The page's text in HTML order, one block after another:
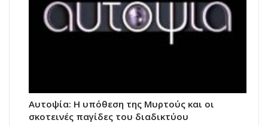
Αυτοψία: Η υπόθεση της Μυρτούς και οι
σκοτεινές παγίδες του διαδικτύου